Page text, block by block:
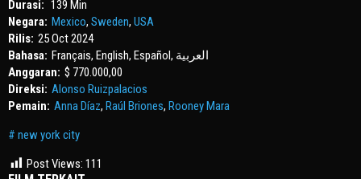
Durasi: 139 Min
Negara: Mexico, Sweden, USA
Rilis: 25 Oct 2024
Bahasa:
Français, English, Español, العربية
Anggaran: $ 770.000,00
Direksi: Alonso Ruizpalacios
Pemain: Anna Díaz, Raúl Briones, Rooney Mara
new york city
Post Views: 111